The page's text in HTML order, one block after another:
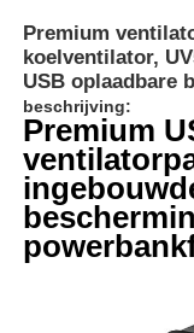
Premium
koelventilator,
USB oplaadbare
beschrijving:
Premium